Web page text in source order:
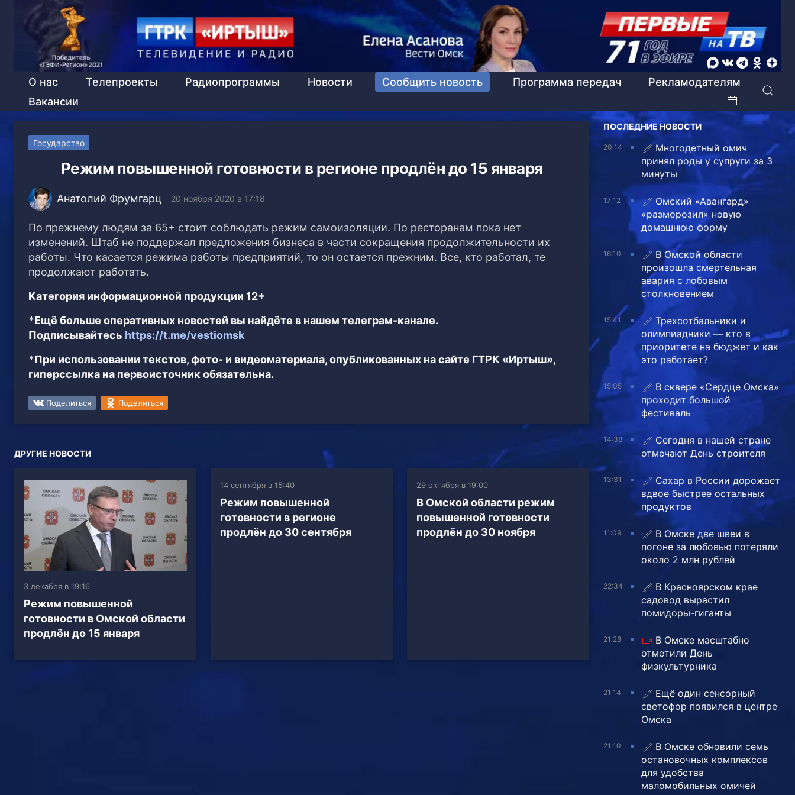
О нас Телепроекты Радиопрограммы Новости Сообщить новость Программа передач
Рекламодателям
Вакансии
Государство
Режим повышенной готовности в регионе продлён до 15 января
Анатолий Фрумгарц 20 ноября 2020 в 17:18
По прежнему людям за 65+ стоит соблюдать режим самоизоляции. По ресторанам пока нет
изменений. Штаб не поддержал предложения бизнеса в части сокращения продолжительности их
работы. Что касается режима работы предприятий, то он остается прежним. Все, кто работал, те
продолжают работать.
Категория информационной продукции 12+
*Ещё больше оперативных новостей вы найдёте в нашем телеграм-канале.
Подписывайтесь https://t.me/vestiomsk
*При использовании текстов, фото- и видеоматериала, опубликованных на сайте ГТРК «Иртыш»,
гиперссылка на первоисточник обязательна.
Поделиться Поделиться
ДРУГИЕ НОВОСТИ
3 декабря в 19:16
Режим повышенной
готовности в Омской области
продлён до 15 января
14 сентября в 15:40
Режим повышенной
готовности в регионе
продлён до 30 сентября
29 октября в 19:00
В Омской области режим
повышенной готовности
продлён до 30 ноября
ПОСЛЕДНИЕ НОВОСТИ
20:14
Многодетный омич
принял роды у супруги за 3
минуты
17:12
Омский «Авангард»
«разморозил» новую
домашнюю форму
16:10
В Омской области
произошла смертельная
авария с лобовым
столкновением
15:41
Трехсотбальники и
олимпиадники — кто в
приоритете на бюджет и как
это работает?
15:05
В сквере «Сердце Омска»
проходит большой
фестиваль
14:38
Сегодня в нашей стране
отмечают День строителя
13:31
Сахар в России дорожает
вдвое быстрее остальных
продуктов
11:09
В Омске две швеи в
погоне за любовью потеряли
около 2 млн рублей
22:34
В Красноярском крае
садовод вырастил
помидоры-гиганты
21:28
В Омске масштабно
отметили День
физкультурника
21:14
Ещё один сенсорный
светофор появился в центре
Омска
21:10
В Омске обновили семь
остановочных комплексов
для удобства
маломобильных омичей